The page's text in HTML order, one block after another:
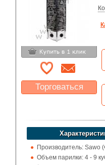
Торговаться
Производитель: Sawo
Объем парилки: 4 - 9